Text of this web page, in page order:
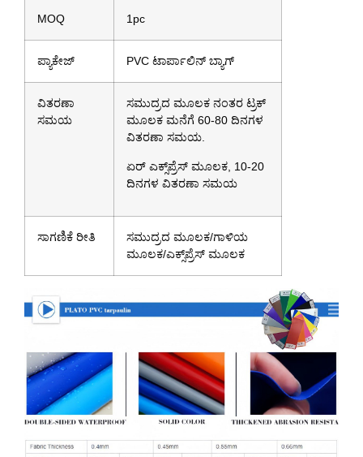
MOQ 1pc
ಪ್ಯಾಕೇಜ್ PVC ಟಾರ್ಪಾಲಿನ್ ಬ್ಯಾಗ್
ವಿತರಣಾ
ಸಮಯ
ಸಮುದ್ರದ ಮೂಲಕ ನಂತರ ಟ್ರಕ್
ಮೂಲಕ ಮನೆಗೆ 60-80 ದಿನಗಳ
ವಿತರಣಾ ಸಮಯ.
ಏರ್ ಎಕ್ಸ್‌ಪ್ರೆಸ್ ಮೂಲಕ, 10-20
ದಿನಗಳ ವಿತರಣಾ ಸಮಯ
ಸಾಗಣಿಕೆ ರೀತಿ
ಸಮುದ್ರದ ಮೂಲಕ/ಗಾಳಿಯ
ಮೂಲಕ/ಎಕ್ಸ್‌ಪ್ರೆಸ್ ಮೂಲಕ